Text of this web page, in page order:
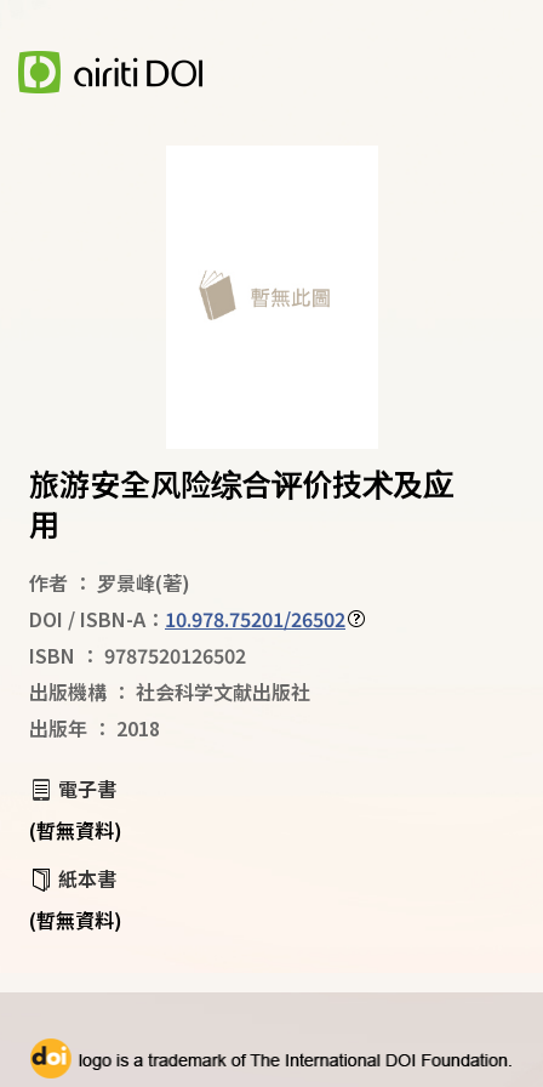
旅游安全风险综合评价技术及应
用
作者 ： 罗景峰(著)
DOI / ISBN-A： 10.978.75201/26502
ISBN ： 9787520126502
出版機構 ： 社会科学文献出版社
出版年 ： 2018
電子書
(暫無資料)
紙本書
(暫無資料)